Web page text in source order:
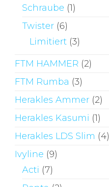
Schraube (1)
Twister (6)
Limitiert (3)
FTM HAMMER (2)
FTM Rumba (3)
Herakles Ammer (2)
Herakles Kasumi (1)
Herakles LDS Slim (4)
Ivyline (9)
Acti (7)